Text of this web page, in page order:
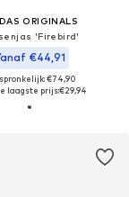
ORIGINALS
'Firebird'
€44,91
€74,90
laagste prijs:€29,94